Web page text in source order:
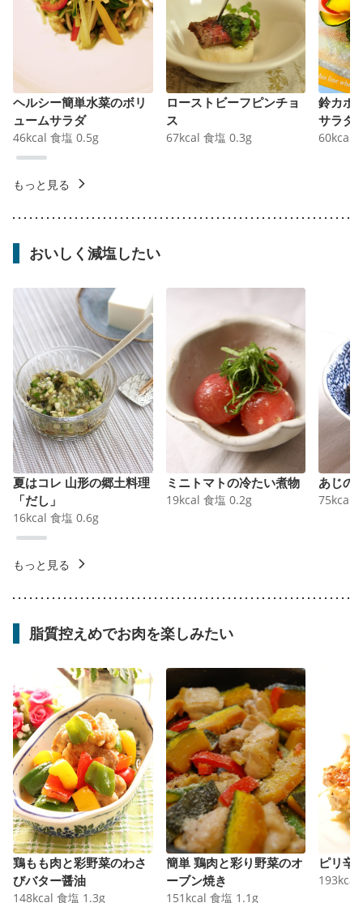
ヘルシー簡単水菜のボリ
ュームサラダ
46kcal 食塩 0.5g
ローストビーフピンチョ
ス
67kcal 食塩 0.3g
鈴カボ
サラダ
60kcal
もっと見る
おいしく減塩したい
夏はコレ 山形の郷土料理
「だし」
16kcal 食塩 0.6g
ミニトマトの冷たい煮物
19kcal 食塩 0.2g
あじの
75kcal
もっと見る
脂質控えめでお肉を楽しみたい
鶏もも肉と彩野菜のわさ
びバター醤油
148kcal 食塩 1.3g
簡単 鶏肉と彩り野菜のオ
ーブン焼き
151 kcal 食塩 1.1 g
ピリ辛
193kcal